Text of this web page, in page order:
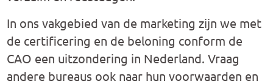
In ons vakgebied van de marketing zijn we met
de certificering en de beloning conform de
CAO een uitzondering in Nederland. Vraag
andere bureaus ook naar hun voorwaarden en